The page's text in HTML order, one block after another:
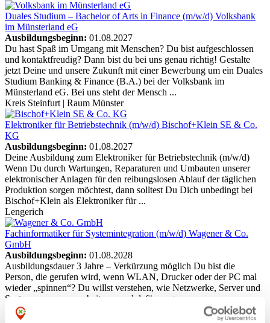
Duales Studium – Bachelor of Arts in Finance (m/w/d) Volksbank
im Münsterland eG
Ausbildungsbeginn: 01.08.2027
Du hast Spaß im Umgang mit Menschen? Du bist aufgeschlossen
und kontaktfreudig? Dann bist du bei uns genau richtig! Gestalte
jetzt Deine und unsere Zukunft mit einer Bewerbung um ein Duales
Studium Banking & Finance (B.A.) bei der Volksbank im
Münsterland eG. Bei uns steht der Mensch ...
Kreis Steinfurt | Raum Münster
Elektroniker für Betriebstechnik (m/w/d) Bischof+Klein SE & Co.
KG
Ausbildungsbeginn: 01.08.2027
Deine Ausbildung zum Elektroniker für Betriebstechnik (m/w/d)
Wenn Du durch Wartungen, Reparaturen und Umbauten unserer
elektronischer Anlagen für den reibungslosen Ablauf der täglichen
Produktion sorgen möchtest, dann solltest Du Dich unbedingt bei
Bischof+Klein als Elektroniker für ...
Lengerich
Fachinformatiker für Systemintegration (m/w/d) Wagener & Co.
GmbH
Ausbildungsbeginn: 01.08.2028
Ausbildungsdauer 3 Jahre – Verkürzung möglich Du bist die
Person, die gerufen wird, wenn WLAN, Drucker oder der PC mal
wieder „spinnen“? Du willst verstehen, wie Netzwerke, Server und
Systeme zusammenarbeiten – und dafür sorgen, ...
Lengerich